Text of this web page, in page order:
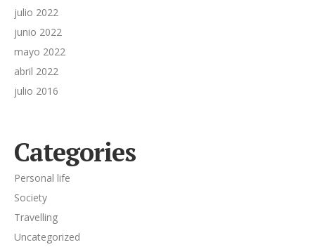
julio 2022
junio 2022
mayo 2022
abril 2022
julio 2016
Categories
Personal life
Society
Travelling
Uncategorized